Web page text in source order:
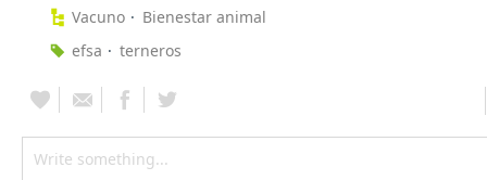
Vacuno
Bienestar animal
efsa
terneros